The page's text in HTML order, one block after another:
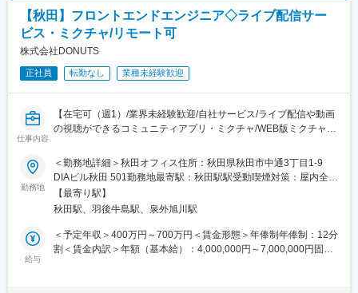
るカフェスペースがあります。またスキルアップ勉強会やファミ
リーデー、年末の納会、ピザパーティーなど、社員の親睦を深め
る機会を創出しています。
プレイヤーとして成果を追うだけでなく、チーム全体の成果最大
化を目指すポジションです。データ分析や改善提案を通じて組織
力向上に貢献し、将来的には幹部候補として活躍いただくことを
期待しています。
■営業組織を変革するリーダーへ：
「数字だけを追う営業から脱却したい」「マネジメントスキルを
磨きたい」という方に最適です。自身の経験をメンバーへ展開
し、再現性の高い営業組織をつくる醍醐味があります。
地域密着のケーブルテレビ事業に加え、通信、DX、ローカル
5G、データセンターなど幅広い事業を展開しています。安定した
顧客基盤のもと、新たな営業手法や組織改革にも挑戦できます。
経営方針を現場へ落とし込み、メンバーの成長を支援する橋渡し
役として活躍できます。周囲を巻き込みながら成果創出のやりが
【秋田】フロントエンドエンジニア◇ライブ配信サー
ビス・ミクチャ/リモート可
株式会社DONUTS
正社員 転勤なし 業種未経験歓迎
仕事内容
【在宅可（週1）/業界未経験歓迎/自社サービス/ライブ配信や動画
の視聴ができるコミュニティアプリ・ミクチャ/WEB版ミクチャの
■概要：
1,800万ユーザーが使うライブ配信アプリ「ミクチャ」のサーバサ
イドの開発/運用をご担当いただきます。
新規技術の提案がしやすい環境で、技術の幅が広げられます。
■「ミクチャ」とは：
ミクチャとは、若年層による日本最大級のライブ配信サービスで
勤務地
＜勤務地詳細＞秋田オフィス住所：秋田県秋田市中通3丁目1‐9
DIAビル秋田 501勤務地最寄駅：秋田駅駅受動喫煙対策：屋内全面
禁煙変更の範囲：会社の定める事業所
【最寄り駅】
秋田駅、羽後牛島駅、泉外旭川駅
給与
＜予定年収＞400万円～700万円＜賃金形態＞年俸制年俸制：12分
割＜賃金内訳＞年額（基本給）：4,000,000円～7,000,000円固定